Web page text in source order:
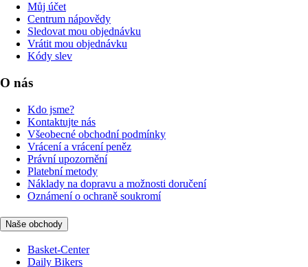
Můj účet
Centrum nápovědy
Sledovat mou objednávku
Vrátit mou objednávku
Kódy slev
O nás
Kdo jsme?
Kontaktujte nás
Všeobecné obchodní podmínky
Vrácení a vrácení peněz
Právní upozornění
Platební metody
Náklady na dopravu a možnosti doručení
Oznámení o ochraně soukromí
Naše obchody
Basket-Center
Daily Bikers